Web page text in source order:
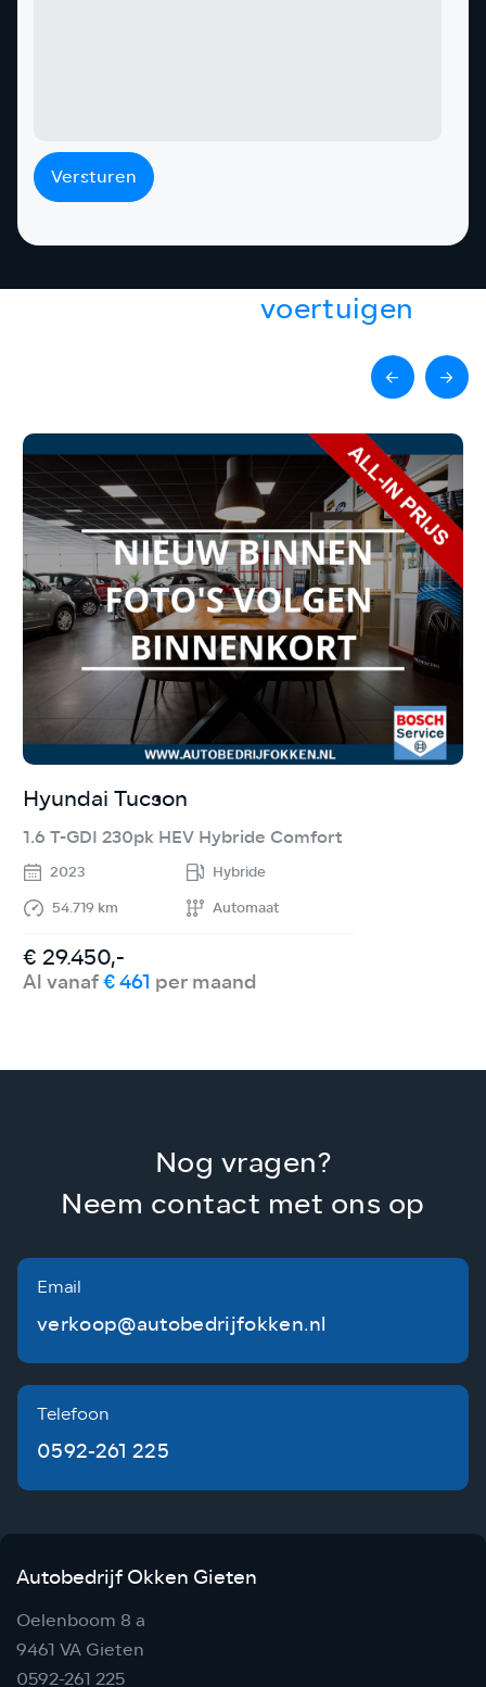
Versturen
voertuigen
Hyundai Tucson
1.6 T-GDI 230pk HEV Hybride Comfort
2023
Hybride
54.719 km
Automaat
€ 29.450,-
Al vanaf€ 461 per maand
Nog vragen?
Neem contact met ons op
Email
verkoop@autobedrijfokken.nl
Telefoon
0592-261 225
Autobedrijf Okken Gieten
Oelenboom 8 a
9461 VA Gieten
0592-261 225